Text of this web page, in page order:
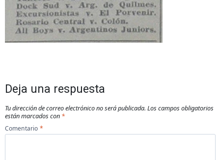
Deja una respuesta
Tu dirección de correo electrónico no será publicada. Los campos obligatorios
están marcados con *
Comentario *